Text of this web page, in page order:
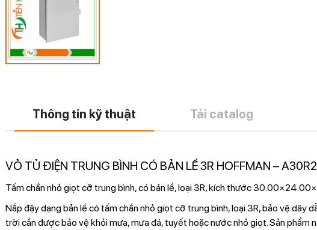
Thông tin kỹ thuật Tải catalog
VỎ TỦ ĐIỆN TRUNG BÌNH CÓ BẢN LỀ 3R HOFFMAN –
Tấm chắn nhỏ giọt cỡ trung bình, có bản lề, loại 3R, kích thước
Nắp đậy dạng bản lề có tấm chắn nhỏ giọt cỡ trung bình, loại 3R, bảo vệ dây
trời cần được bảo vệ khỏi mưa, mưa đá, tuyết hoặc nước nhỏ giọt. Sản phẩm